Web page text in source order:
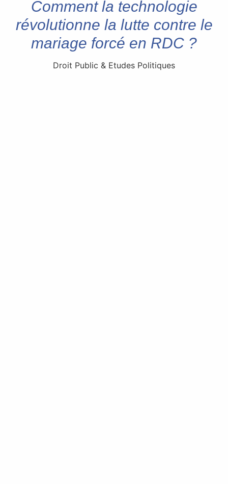
Comment la technologie
révolutionne la lutte contre le
mariage forcé en RDC ?
Droit Public & Etudes Politiques